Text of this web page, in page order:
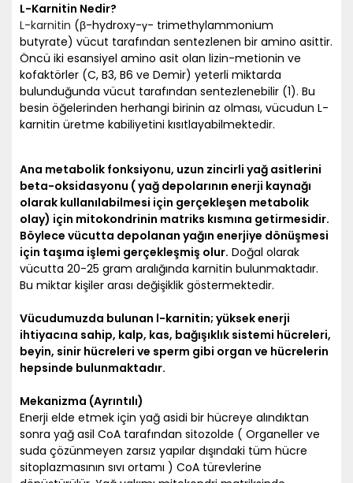
L-Karnitin Nedir?
L-karnitin (β-hydroxy-γ- trimethylammonium
butyrate) vücut tarafından sentezlenen bir amino asittir.
Öncü iki esansiyel amino asit olan lizin-metionin ve
kofaktörler (C, B3, B6 ve Demir) yeterli miktarda
bulunduğunda vücut tarafından sentezlenebilir (1). Bu
besin öğelerinden herhangi birinin az olması, vücudun L-
karnitin üretme kabiliyetini kısıtlayabilmektedir.
Ana metabolik fonksiyonu, uzun zincirli yağ asitlerini
beta-oksidasyonu ( yağ depolarının enerji kaynağı
olarak kullanılabilmesi için gerçekleşen metabolik
olay) için mitokondrinin matriks kısmına getirmesidir.
Böylece vücutta depolanan yağın enerjiye dönüşmesi
için taşıma işlemi gerçekleşmiş olur. Doğal olarak
vücutta 20-25 gram aralığında karnitin bulunmaktadır.
Bu miktar kişiler arası değişiklik göstermektedir.
Vücudumuzda bulunan l-karnitin; yüksek enerji
ihtiyacına sahip, kalp, kas, bağışıklık sistemi hücreleri,
beyin, sinir hücreleri ve sperm gibi organ ve hücrelerin
hepsinde bulunmaktadır.
Mekanizma (Ayrıntılı)
Enerji elde etmek için yağ asidi bir hücreye alındıktan
sonra yağ asil CoA tarafından sitozolde ( Organeller ve
suda çözünmeyen zarsız yapılar dışındaki tüm hücre
sitoplazmasının sıvı ortamı ) CoA türevlerine